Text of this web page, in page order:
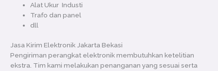
Alat Ukur Industi
Trafo dan panel
dll
Jasa Kirim Elektronik Jakarta Bekasi
Pengiriman perangkat elektronik membutuhkan ketelitian
ekstra. Tim kami melakukan penanganan yang sesuai serta